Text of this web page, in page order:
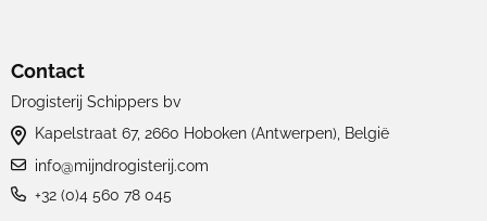
Contact
Drogisterij Schippers bv
Kapelstraat 67, 2660 Hoboken (Antwerpen), België
info@mijndrogisterij.com
+32 (0)4 560 78 045